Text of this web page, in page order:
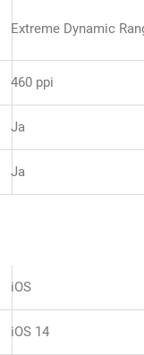
Extreme Dynamic
460 ppi
Ja
Ja
iOS
iOS 14